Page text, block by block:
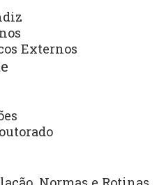
Externos
portal/campus-
presencial e
Maria, CEP 85.903-220,
– Bloco B1 – 1º